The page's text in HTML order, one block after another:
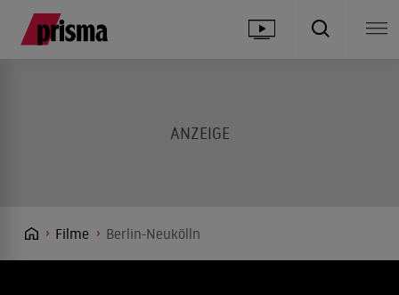
Filme Berlin-Neukölln